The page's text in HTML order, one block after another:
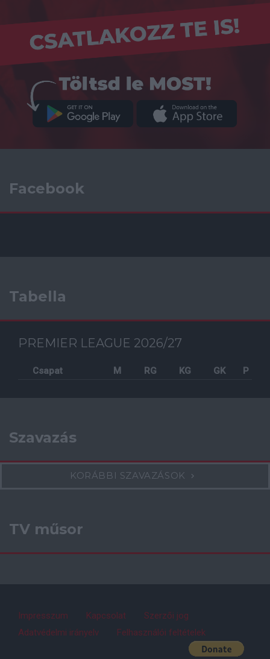
Facebook
Tabella
PREMIER LEAGUE 2026/27
Csapat M RG KG GK P
Szavazás
KORÁBBI SZAVAZÁSOK
TV műsor
Impresszum Kapcsolat
Szerzői jog
Adatvédelmi irányelv
Felhasználói feltételek